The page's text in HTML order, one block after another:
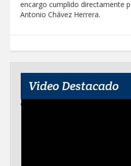
Alcalá con
Tamaulipas
agenda de
humanista
encargo cumplido directamente
Antonio Chávez Herrera.
Video Destacado